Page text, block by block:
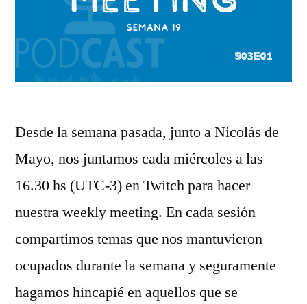
Desde la semana pasada, junto a Nicolás de
Mayo, nos juntamos cada miércoles a las
16.30 hs (UTC-3) en Twitch para hacer
nuestra weekly meeting. En cada sesión
compartimos temas que nos mantuvieron
ocupados durante la semana y seguramente
hagamos hincapié en aquellos que se